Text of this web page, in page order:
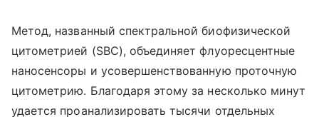
Метод, названный спектральной биофизической
цитометрией (SBC), объединяет флуоресцентные
наносенсоры и усовершенствованную проточную
цитометрию. Благодаря этому за несколько минут
удается проанализировать тысячи отдельных